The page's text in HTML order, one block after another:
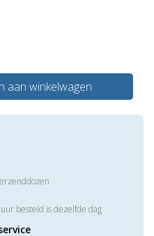
aan winkelwagen
besteld is dezelfde dag